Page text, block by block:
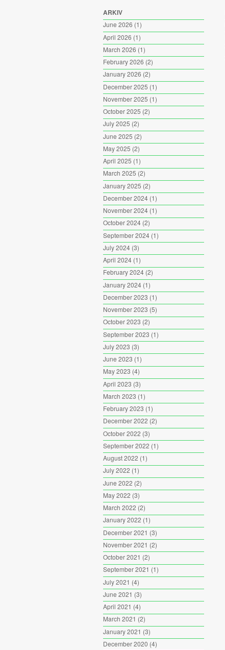
ARKIV
June 2026 (1)
April 2026 (1)
March 2026 (1)
February 2026 (2)
January 2026 (2)
December 2025 (1)
November 2025 (1)
October 2025 (2)
July 2025 (2)
June 2025 (2)
May 2025 (2)
April 2025 (1)
March 2025 (2)
January 2025 (2)
December 2024(1)
November 2024(1)
October 2024(2)
September 2024(1)
July 2024(3)
April 2024(1)
February 2024(2)
January 2024(1)
December 2023 (1)
November 2023 (5)
October 2023 (2)
September 2023 (1)
July 2023 (3)
June 2023 (1)
May 2023 (4)
April 2023 (3)
March 2023 (1)
February 2023 (1)
December 2022 (2)
October 2022 (3)
September 2022 (1)
August 2022 (1)
July 2022 (1)
June 2022 (2)
May 2022 (3)
March 2022 (2)
January 2022 (1)
December 2021 (3)
November 2021 (2)
October 2021 (2)
September 2021 (1)
July 2021 (4)
June 2021 (3)
April 2021 (4)
March 2021 (2)
January 2021 (3)
December 2020 (4)